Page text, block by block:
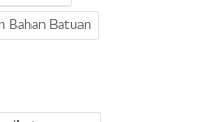
Bahan Batuan